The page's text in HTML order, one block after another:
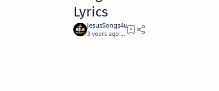
Lyrics
3 years ago 1